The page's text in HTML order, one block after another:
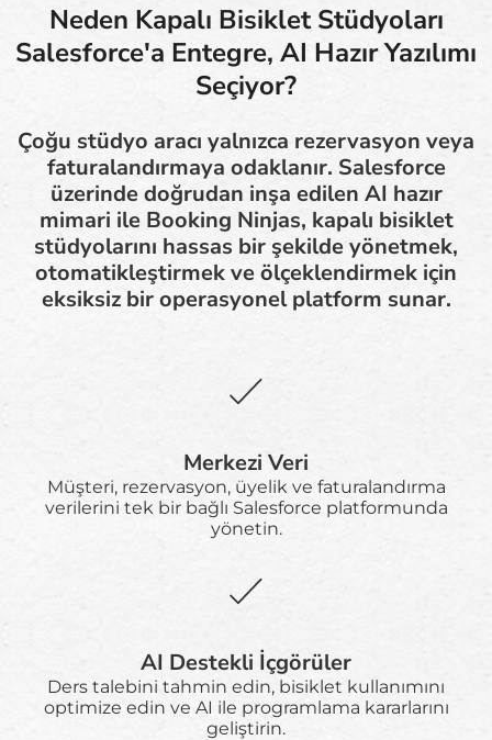
Neden Kapalı Bisiklet Stüdyoları
Salesforce'a Entegre, AI Hazır Yazılımı
Seçiyor?
Çoğu stüdyo aracı yalnızca rezervasyon veya
faturalandırmaya odaklanır. Salesforce
üzerinde doğrudan inşa edilen AI hazır
mimari ile Booking Ninjas, kapalı bisiklet
stüdyolarını hassas bir şekilde yönetmek,
otomatikleştirmek ve ölçeklendirmek için
eksiksiz bir operasyonel platform sunar.
Merkezi Veri
Müşteri, rezervasyon, üyelik ve faturalandırma
verilerini tek bir bağlı Salesforce platformunda
yönetin.
AI Destekli İçgörüler
Ders talebini tahmin edin, bisiklet kullanımını
optimize edin ve AI ile programlama kararlarını
geliştirin.